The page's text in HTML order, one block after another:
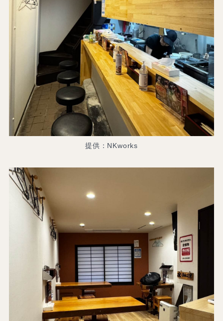
提供：NKworks